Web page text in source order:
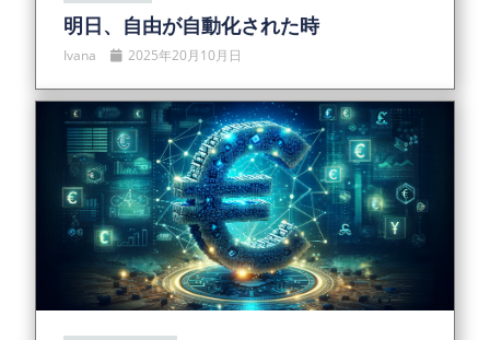
明日、自由が自動化された時
Ivana 2025年20月10月日